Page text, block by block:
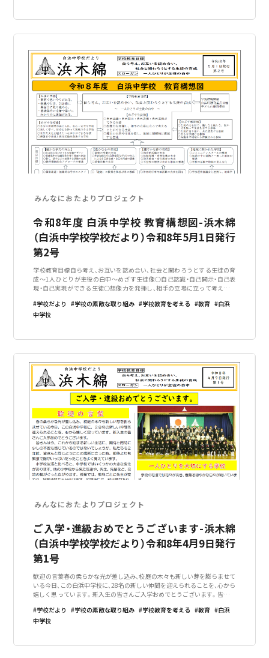
みんなにおたよりプロジェクト
令和8年度 白浜中学校 教育構想図-浜木綿
（白浜中学校学校だより）令和8年5月1日発行
第2号
学校教育目標自ら考え、お互いを認め合い、社会と関わろうとする生徒の育
成～1人ひとりが主役の白中～めざす生徒像○自己認識・自己開示・自己表
現・自己実現ができる生徒○想像力を発揮し、相手の立場に立って考えるこ
徒の実態・素直で思いやりがあ
学校だより 学校の素敵な取り組み 学校教育を考える 教育
白浜
中学校
みんなにおたよりプロジェクト
ご入学・進級おめでとうございます-浜木綿
（白浜中学校学校だより）令和8年4月9日発行
第1号
歓迎の言葉春の柔らかな光が差し込み、校庭の木々も新しい芽を膨らませて
いる今日、この白浜中学校に、28名の新しい仲間を迎えられることを、心から
嬉しく思っています。新入生の皆さんご入学おめでとうございます。皆さん
のではないでしょうか。私
学校だより 学校の素敵な取り組み 学校教育を考える 教育
白浜
中学校